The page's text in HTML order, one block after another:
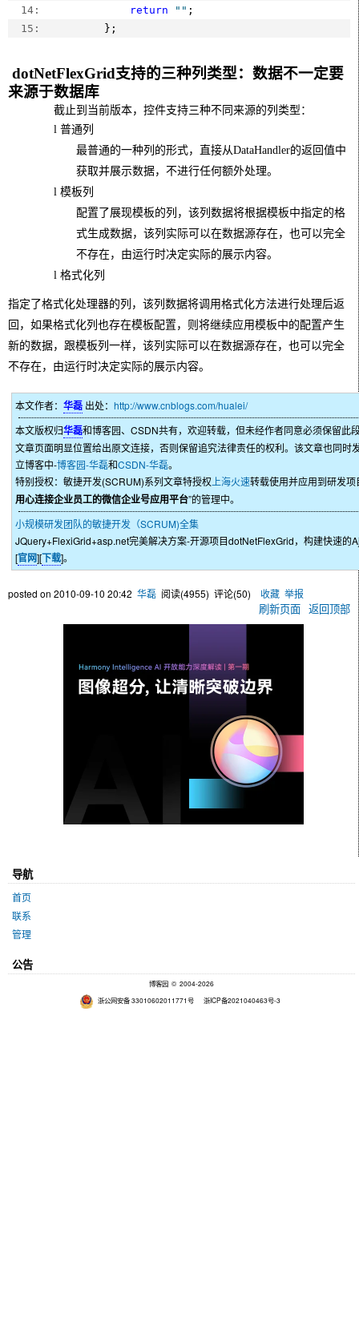
  14:
return "" ;
  15:
        };
dotNetFlexGrid支持的三种列类型：数据不一定要
来源于数据库
截止到当前版本，控件支持三种不同来源的列类型：
l 普通列
最普通的一种列的形式，直接从DataHandler的返回值中
获取并展示数据，不进行任何额外处理。
l 模板列
配置了展现模板的列，该列数据将根据模板中指定的格
式生成数据，该列实际可以在数据源存在，也可以完全
不存在，由运行时决定实际的展示内容。
l 格式化列
指定了格式化处理器的列，该列数据将调用格式化方法进行处理后返
回，如果格式化列也存在模板配置，则将继续应用模板中的配置产生
新的数据，跟模板列一样，该列实际可以在数据源存在，也可以完全
不存在，由运行时决定实际的展示内容。
本文作者： 华磊 出处： http://www.cnblogs.com/hualei/
本文版权归华磊和博客园、CSDN共有，欢迎转载，但未经作者同意必须保留此
文章页面明显位置给出原文连接，否则保留追究法律责任的权利。该文章也同时
立博客中-博客园-华磊和CSDN-华磊。
特别授权：敏捷开发(SCRUM)系列文章特授权 上海火速转载使用并应用到研发项
用心连接企业员工的微信企业号应用平台”的管理中。
小规模研发团队的敏捷开发（SCRUM)全集
JQuery+FlexiGrid+asp.net完美解决方案-开源项目dotNetFlexGrid，构建快速的
[官网][下载]。
posted on 2010-09-10 20:42 华磊 阅读(4955) 评论(50) 收藏 举报
刷新页面 返回顶部
导航
首页
联系
管理
公告
博客园 © 2004-2026
浙公网安备 33010602011771号
浙ICP备2021040463号-3